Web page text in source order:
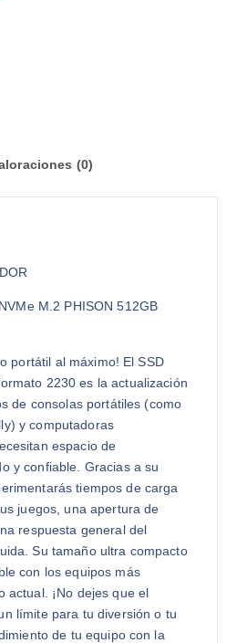
(0)
M.2 PHISON 512GB
portátil al máximo! El SSD
2230 es la actualización
de consolas portátiles (como
y computadoras
espacio de
y confiable. Gracias a su
tiempos de carga
juegos, una apertura de
respuesta general del
Su tamaño ultra compacto
con los equipos más
actual. ¡No dejes que el
límite para tu diversión o tu
de tu equipo con la